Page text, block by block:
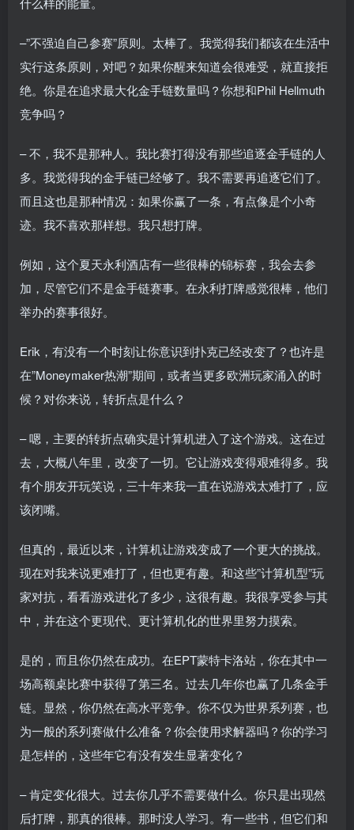
–”不强迫自己参赛”原则。太棒了。我觉得我们都该在生活中
实行这条原则，对吧？如果你醒来知道会很难受，就直接拒
绝。你是在追求最大化金手链数量吗？你想和Phil Hellmuth
竞争吗？
– 不，我不是那种人。我比赛打得没有那些追逐金手链的人
多。我觉得我的金手链已经够了。我不需要再追逐它们了。
而且这也是那种情况：如果你赢了一条，有点像是个小奇
迹。我不喜欢那样想。我只想打牌。
例如，这个夏天永利酒店有一些很棒的锦标赛，我会去参
加，尽管它们不是金手链赛事。在永利打牌感觉很棒，他们
举办的赛事很好。
Erik，有没有一个时刻让你意识到扑克已经改变了？也许是
在”Moneymaker热潮”期间，或者当更多欧洲玩家涌入的时
候？对你来说，转折点是什么？
– 嗯，主要的转折点确实是计算机进入了这个游戏。这在过
去，大概八年里，改变了一切。它让游戏变得艰难得多。我
有个朋友开玩笑说，三十年来我一直在说游戏太难打了，应
该闭嘴。
但真的，最近以来，计算机让游戏变成了一个更大的挑战。
现在对我来说更难打了，但也更有趣。和这些”计算机型”玩
家对抗，看看游戏进化了多少，这很有趣。我很享受参与其
中，并在这个更现代、更计算机化的世界里努力摸索。
是的，而且你仍然在成功。在EPT蒙特卡洛站，你在其中一
场高额桌比赛中获得了第三名。过去几年你也赢了几条金手
链。显然，你仍然在高水平竞争。你不仅为世界系列赛，也
为一般的系列赛做什么准备？你会使用求解器吗？你的学习
是怎样的，这些年它有没有发生显著变化？
– 肯定变化很大。过去你几乎不需要做什么。你只是出现然
后打牌，那真的很棒。那时没人学习。有一些书，但它们和